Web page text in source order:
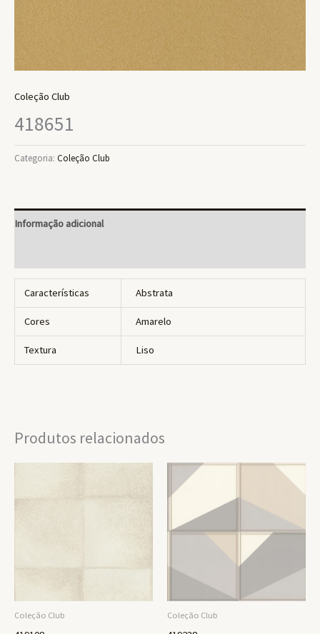
Coleção Club
418651
Categoria: Coleção Club
Informação adicional
Características Abstrata
Cores Amarelo
Textura Liso
Produtos relacionados
Coleção Club Coleção Club